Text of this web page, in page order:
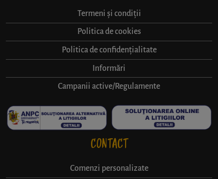
Termeni și condiții
Politica de cookies
Politica de confidențialitate
Informări
Campanii active/Regulamente
CONTACT
Comenzi personalizate